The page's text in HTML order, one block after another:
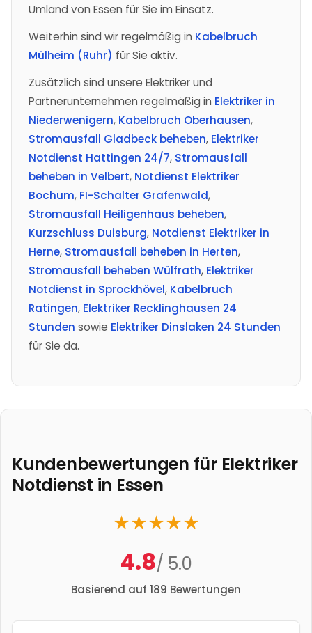
Umland von Essen für Sie im Einsatz.
Weiterhin sind wir regelmäßig in Kabelbruch
Mülheim (Ruhr) für Sie aktiv.
Zusätzlich sind unsere Elektriker und
Partnerunternehmen regelmäßig in Elektriker in
Niederwenigern, Kabelbruch Oberhausen,
Stromausfall Gladbeck beheben, Elektriker
Notdienst Hattingen 24/7, Stromausfall
beheben in Velbert, Notdienst Elektriker
Bochum, FI-Schalter Grafenwald,
Stromausfall Heiligenhaus beheben,
Kurzschluss Duisburg, Notdienst Elektriker in
Herne, Stromausfall beheben in Herten,
Stromausfall beheben Wülfrath, Elektriker
Notdienst in Sprockhövel, Kabelbruch
Ratingen, Elektriker Recklinghausen 24
Stunden sowie Elektriker Dinslaken 24 Stunden
für Sie da.
Kundenbewertungen für Elektriker
Notdienst in Essen
★★★★★
4.8/ 5.0
Basierend auf 189 Bewertungen